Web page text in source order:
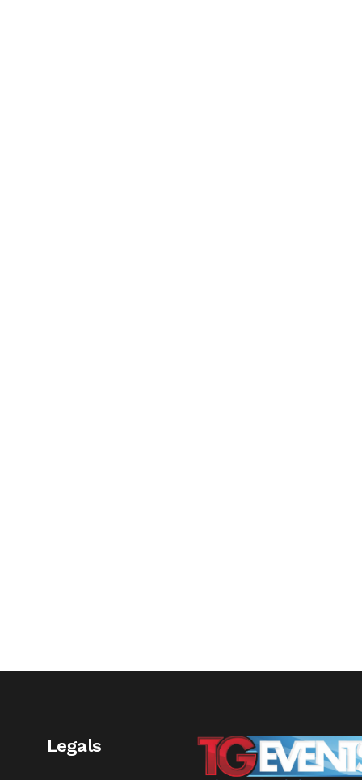
Legals